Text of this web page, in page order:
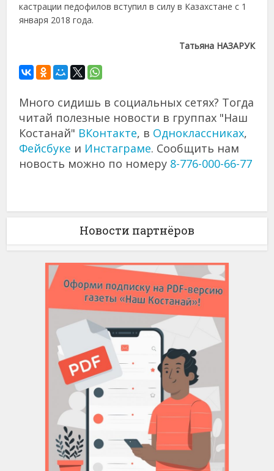
кастрации педофилов вступил в силу в Казахстане с 1
января 2018 года.
Татьяна НАЗАРУК
Много сидишь в социальных сетях? Тогда
читай полезные новости в группах "Наш
Костанай" ВКонтакте, в Одноклассниках,
Фейсбуке и Инстаграме. Сообщить нам
новость можно по номеру 8-776-000-66-77
Новости партнёров